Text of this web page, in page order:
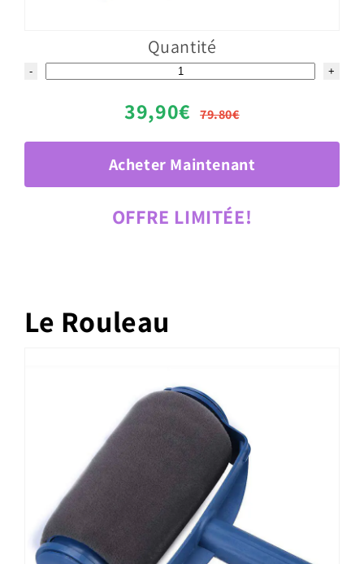
Quantité
- +
39,90€79.80€
Acheter Maintenant
OFFRE LIMITÉE!
Le Rouleau